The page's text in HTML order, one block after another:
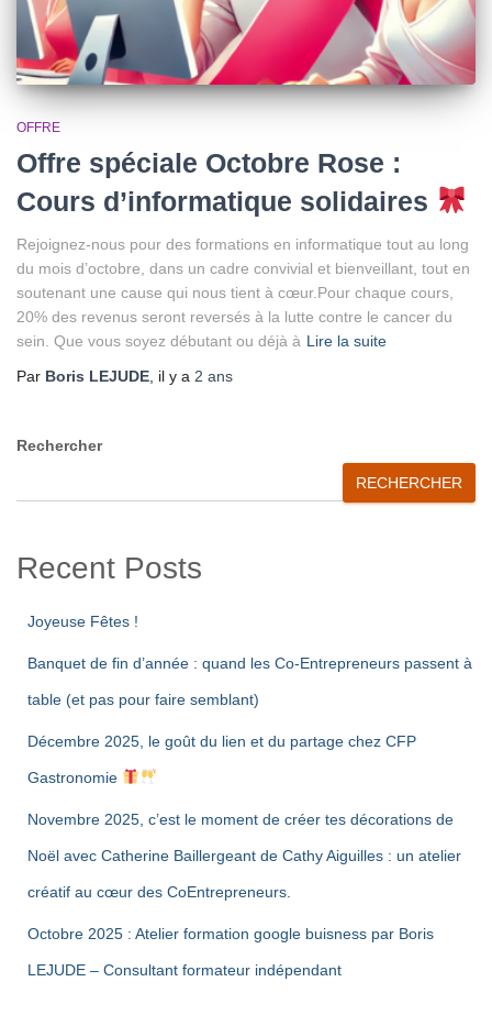
OFFRE
Offre spéciale Octobre Rose :
Cours d’informatique solidaires
Rejoignez-nous pour des formations en informatique tout au long
du mois d’octobre, dans un cadre convivial et bienveillant, tout en
soutenant une cause qui nous tient à cœur.Pour chaque cours,
20% des revenus seront reversés à la lutte contre le cancer du
sein. Que vous soyez débutant ou déjà à Lire la suite
Par Boris LEJUDE , il y a 2 ans
Rechercher
RECHERCHER
Recent Posts
Joyeuse Fêtes !
Banquet de fin d’année : quand les Co-Entrepreneurs passent à
table (et pas pour faire semblant)
Décembre 2025, le goût du lien et du partage chez CFP
Gastronomie
Novembre 2025, c’est le moment de créer tes décorations de
Noël avec Catherine Baillergeant de Cathy Aiguilles : un atelier
créatif au cœur des CoEntrepreneurs.
Octobre 2025 : Atelier formation google buisness par Boris
LEJUDE – Consultant formateur indépendant